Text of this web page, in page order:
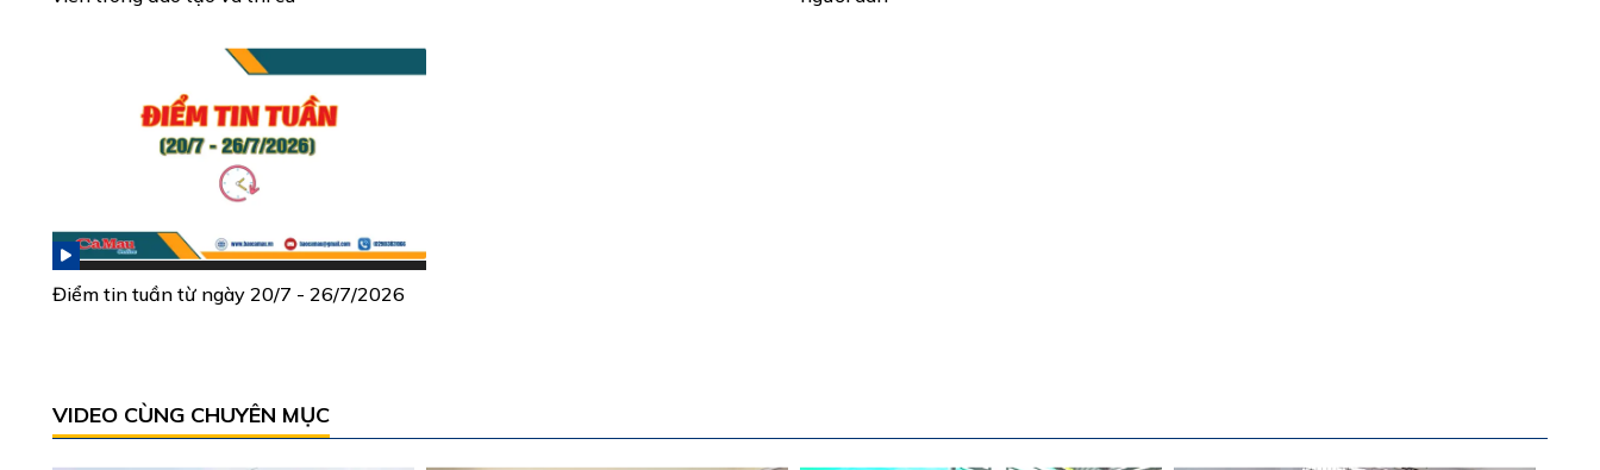
Điểm tin tuần từ ngày 20/7 - 26/7/2026
VIDEO CÙNG CHUYÊN MỤC